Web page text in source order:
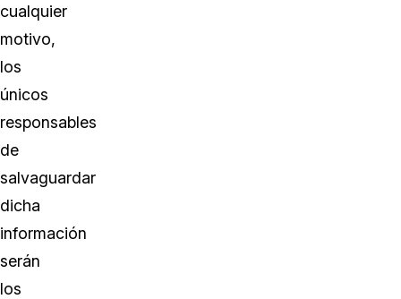
cualquier
motivo,
los
únicos
responsables
de
salvaguardar
dicha
información
serán
los